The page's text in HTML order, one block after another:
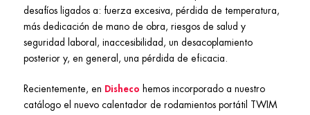
desafíos ligados a: fuerza excesiva, pérdida de temperatura,
más dedicación de mano de obra, riesgos de salud y
seguridad laboral, inaccesibilidad, un desacoplamiento
posterior y, en general, una pérdida de eficacia.
Recientemente, en Disheco hemos incorporado a nuestro
catálogo el nuevo calentador de rodamientos portátil TWIM